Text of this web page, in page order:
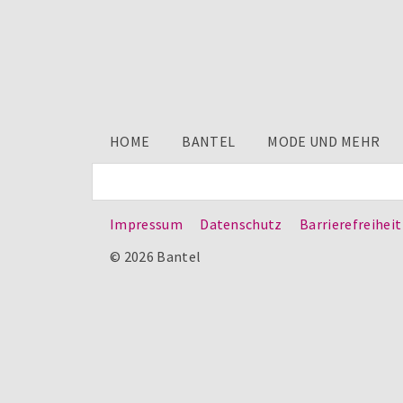
HOME BANTEL MODE UND MEHR
Impressum Datenschutz
Barrierefreiheit
© 2026 Bantel